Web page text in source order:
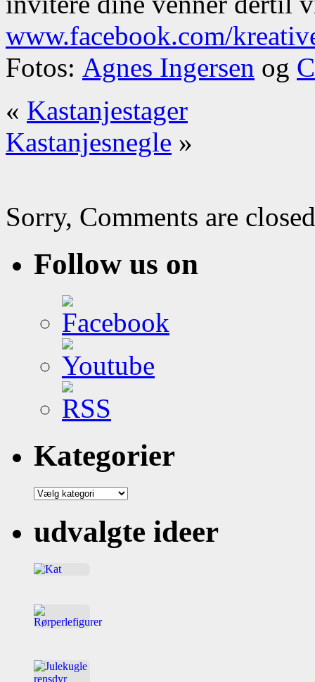
www.facebook.com/
Fotos: Agnes Ingersen og
« Kastanjestager
Kastanjesnegle »
Sorry, Comments are
Follow us on
Kategorier
Kategorier
udvalgte ideer